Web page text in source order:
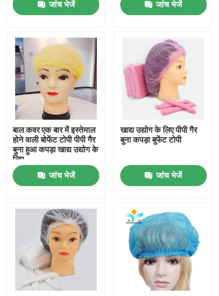
घर
उत्पादों
हमारे बारे में
कारखाना भ्रमण
गुणवत्ता नियंत्रण
संपर्क करें
डिस्पोजेबल सुरक्षात्मक पहनें
डिस्पोजेबल सुरक्षात्मक सूट
डिस्पोजेबल सुरक्षात्मक आवरण
जांच भेजें जांच भेजें
बाल कवर एक बार में इस्तेमाल
होने वाली बोफेंट टोपी पीपी गैर
बुना हुआ कपड़ा खाद्य उद्योग के
लिए
जांच भेजें
खाद्य उद्योग के लिए पीपी गैर
बुना कपड़ा बुफेंट टोपी
जांच भेजें